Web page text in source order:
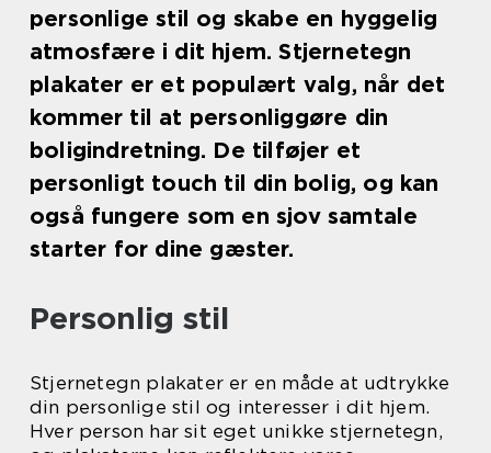
personlige stil og skabe en hyggelig
atmosfære i dit hjem. Stjernetegn
plakater er et populært valg, når det
kommer til at personliggøre din
boligindretning. De tilføjer et
personligt touch til din bolig, og kan
også fungere som en sjov samtale
starter for dine gæster.
Personlig stil
Stjernetegn plakater er en måde at udtrykke
din personlige stil og interesser i dit hjem.
Hver person har sit eget unikke stjernetegn,